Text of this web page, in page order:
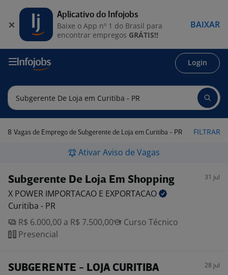
Login
8 Vagas de Emprego de Subgerente de Loja em Curitiba - PR FILTRAR
Ativar Aviso de Vagas
Subgerente De Loja Em Shopping 31 jul
X POWER IMPORTACAO E EXPORTACAO
Curitiba - PR
R$ 6.000,00 a R$ 7.500,00
Curso Técnico
Presencial
SUBGERENTE - LOJA CURITIBA 28 jul
Aplicativo do Infojobs
Baixe o App nº 1 do Brasil para
encontrar empregos GRÁTIS!!
BAIXAR